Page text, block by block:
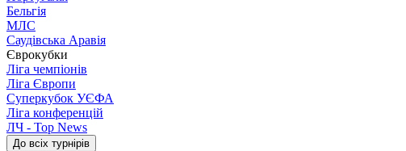
Бельгія
МЛС
Саудівська Аравія
Єврокубки
Ліга чемпіонів
Ліга Європи
Суперкубок УЄФА
Ліга конференцій
ЛЧ - Top News
До всіх турнірів